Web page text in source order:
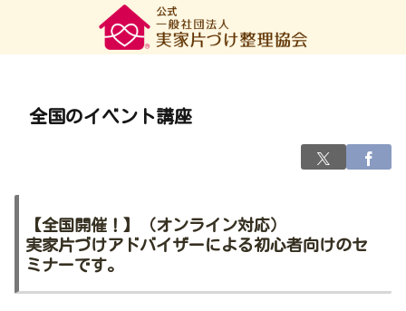
全国のイベント講座
【全国開催！】（オンライン対応）
実家片づけアドバイザーによる初心者向けのセ
ミナーです。